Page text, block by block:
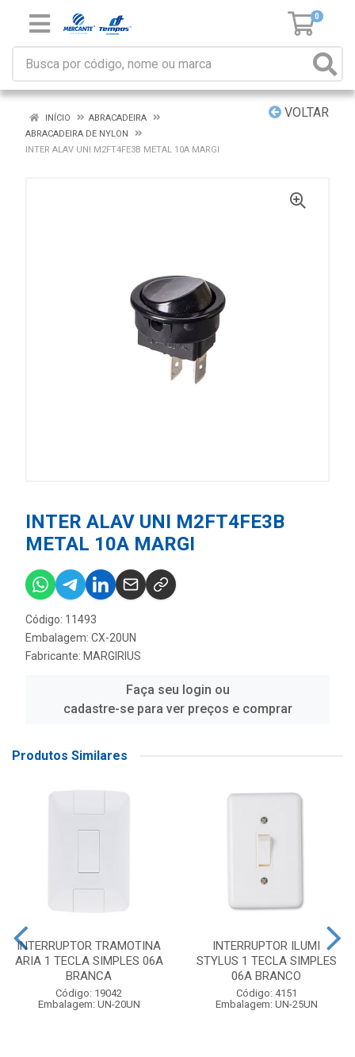
0
VOLTAR
INÍCIO
ABRACADEIRA
ABRACADEIRA DE NYLON
INTER ALAV UNI M2FT4FE3B METAL 10A MARGI
INTER ALAV UNI M2FT4FE3B
METAL 10A MARGI
Código: 11493
Embalagem: CX-20UN
Fabricante: MARGIRIUS
Faça seu login ou
cadastre-se para ver preços e comprar
Produtos Similares
INTERRUPTOR TRAMOTINA
ARIA 1 TECLA SIMPLES 06A
BRANCA
Código: 19042
Embalagem: UN-20UN
INTERRUPTOR ILUMI
STYLUS 1 TECLA SIMPLES
06A BRANCO
Código: 4151
Embalagem: UN-25UN